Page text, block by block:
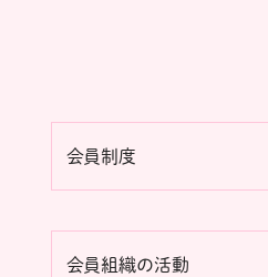
会員制度
会員組織の活動